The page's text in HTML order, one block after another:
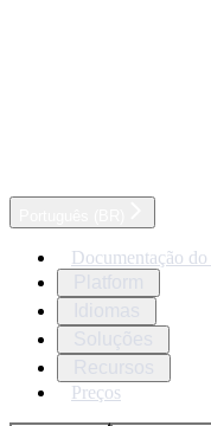
Documentação
Preços